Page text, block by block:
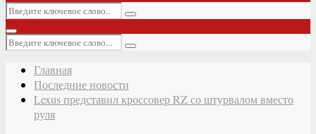
Искать:
Поиск
Основное
меню
Искать:
Поиск
Главная
Последние новости
Lexus представил кроссовер RZ со штурвалом вместо
руля